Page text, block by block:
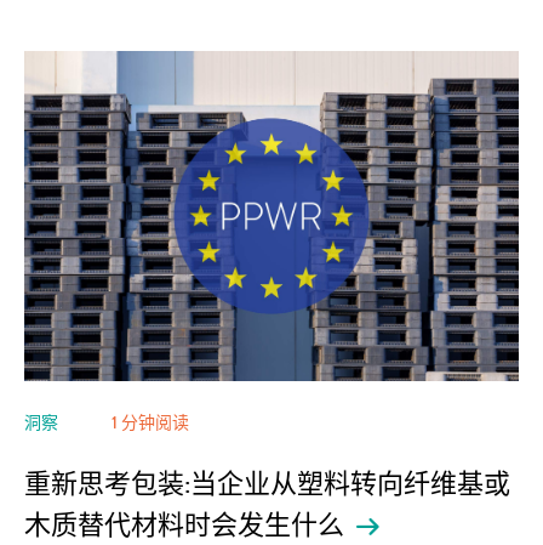
洞察 1 分钟阅读
重新思考包装:当企业从塑料转向纤维基或
木质替代材料时会发生什么